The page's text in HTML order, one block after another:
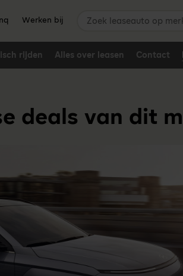
Werken bij
rijden Alles over leasen Contact
Zoek leaseauto op
deals van dit